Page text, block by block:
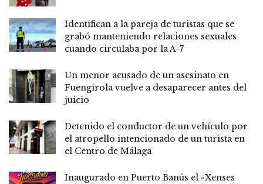
Identifican a la pareja de turistas que se
grabó manteniendo relaciones sexuales
cuando circulaba por la A-7
Un menor acusado de un asesinato en
Fuengirola vuelve a desaparecer antes del
juicio
Detenido el conductor de un vehículo por
el atropello intencionado de un turista en
el Centro de Málaga
Inaugurado en Puerto Banús el «Xenses